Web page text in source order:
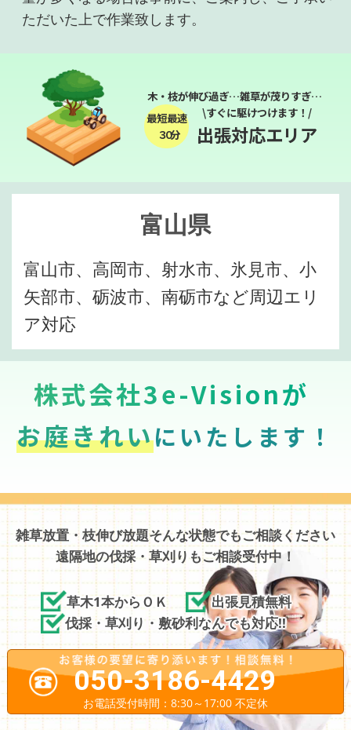
ただいた上で作業致します。
木・枝が伸び過ぎ…雑草が茂りすぎ…
最短最速
３０分
\すぐに駆けつけます！/
出張対応エリア
富山県
富山市、高岡市、射水市、氷見市、小
矢部市、砺波市、南砺市など周辺エリ
ア対応
株式会社3e-Visionが
お庭きれいにいたします！
雑草放置・枝伸び放題そんな状態でもご相談ください
遠隔地の伐採・草刈りもご相談受付中！
草木1本からＯＫ
出張見積無料
伐採・草刈り・敷砂利なんでも対応!!
050-3186-4429
お電話受付時間：8:30～17:00 不定休